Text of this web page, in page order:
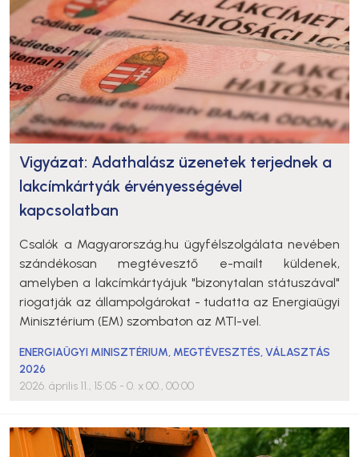
Vigyázat: Adathalász üzenetek terjednek a
lakcímkártyák érvényességével
kapcsolatban
Csalók a Magyarország.hu ügyfélszolgálata nevében
szándékosan megtévesztő e-mailt küldenek,
amelyben a lakcímkártyájuk "bizonytalan státuszával"
riogatják az állampolgárokat - tudatta az Energiaügyi
Minisztérium (EM) szombaton az MTI-vel.
ENERGIAÜGYI MINISZTÉRIUM, MEGTÉVESZTÉS,VÁLASZTÁS
2026
2026. április 11., 15:05 - 0. x 00., 00:00